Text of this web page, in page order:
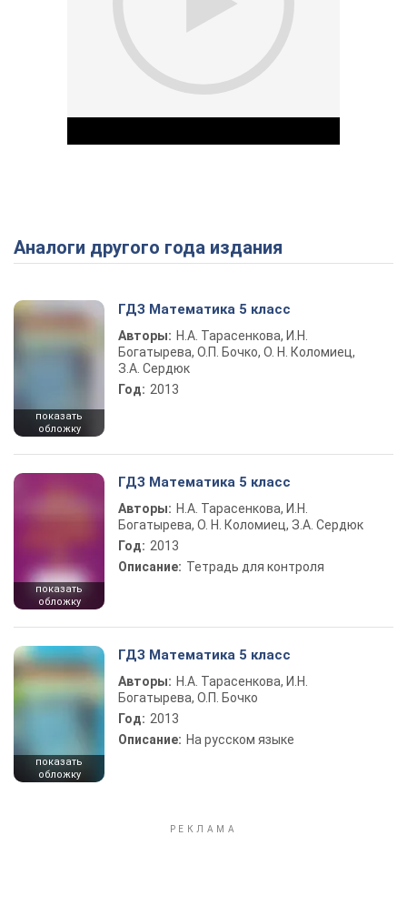
Play Video
Аналоги другого года издания
показать
обложку
ГДЗ Математика 5 класс
Авторы: Н.А. Тарасенкова, И.Н.
Богатырева, О.П. Бочко, О. Н. Коломиец,
З.А. Сердюк
Год: 2013
показать
обложку
ГДЗ Математика 5 класс
Авторы: Н.А. Тарасенкова, И.Н.
Богатырева, О. Н. Коломиец, З.А. Сердюк
Год: 2013
Описание: Тетрадь для контроля
показать
обложку
ГДЗ Математика 5 класс
Авторы: Н.А. Тарасенкова, И.Н.
Богатырева, О.П. Бочко
Год: 2013
Описание: На русском языке